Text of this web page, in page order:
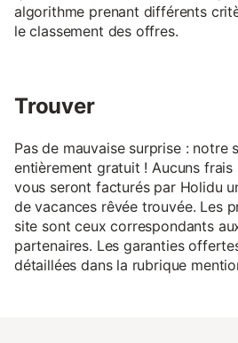
algorithme prenant différents
le classement des offres.
Trouver
Pas de mauvaise surprise : notre
entièrement gratuit ! Aucuns frais
vous seront facturés par Holidu
de vacances rêvée trouvée. Les
site sont ceux correspondants
partenaires. Les garanties
détaillées dans la rubrique